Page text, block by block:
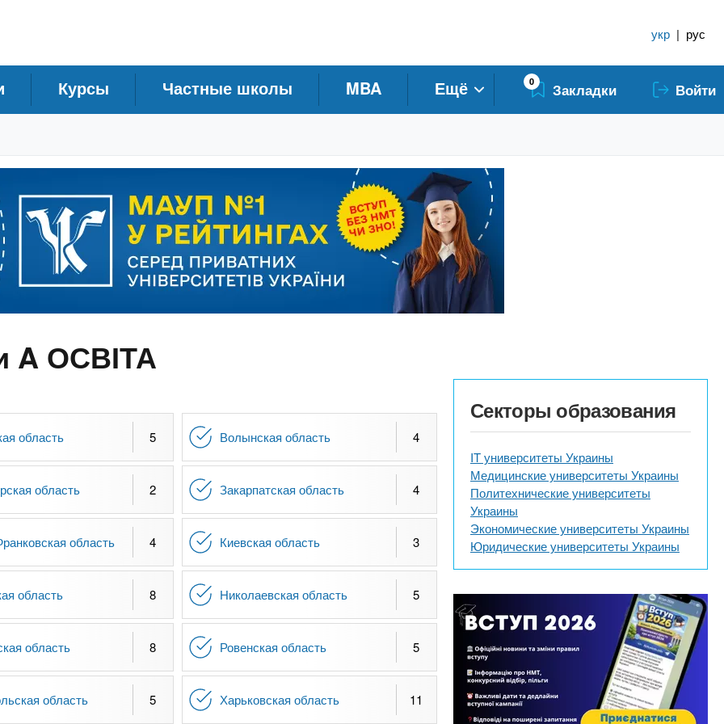
укр | рус
Курсы Частные школы MBA Ещё 0 Закладки Войти
A ОСВІТА
область 5 Волынская область 4
область 2 Закарпатская область 4
область 4 Киевская область 3
область 8 Николаевская область 5
область 8 Ровенская область 5
область 5 Харьковская область 11
Секторы образования
IT университеты Украины
Медицинские университеты Украины
Политехнические университеты
Украины
Экономические университеты Украины
Юридические университеты Украины